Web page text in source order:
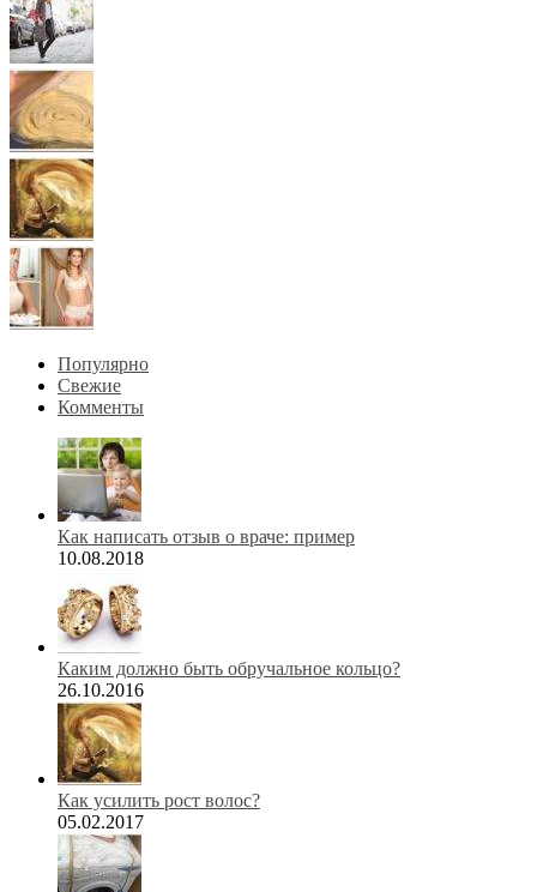
Популярно
Свежие
Комменты
Как написать отзыв о враче: пример
10.08.2018
Каким должно быть обручальное кольцо?
26.10.2016
Как усилить рост волос?
05.02.2017